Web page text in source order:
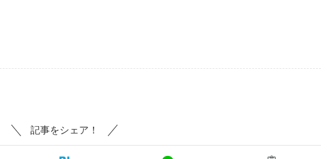
記事をシェア！